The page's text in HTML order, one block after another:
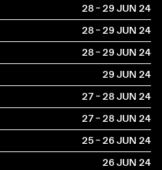
28 – 29 JUN2024
28 – 29 JUN2024
28 – 29 JUN2024
29 JUN2024
27 – 28 JUN2024
27 – 28 JUN2024
25 – 26 JUN2024
26 JUN2024